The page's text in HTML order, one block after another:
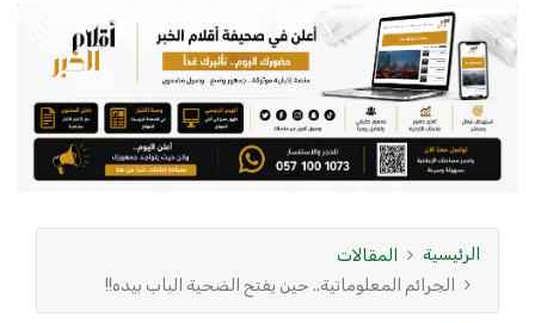
الرئيسية
المقالات
الجرائم المعلوماتية.. حين يفتح الضحية الباب بيده!!